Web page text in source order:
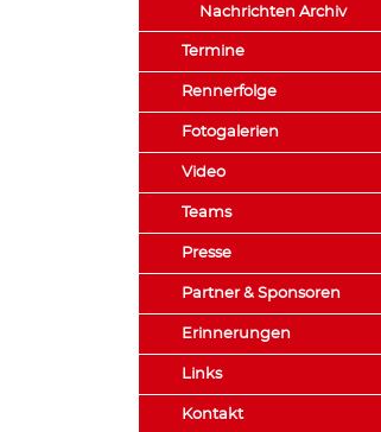
Nachrichten Archiv
Termine
Rennerfolge
Fotogalerien
Video
Teams
Presse
Partner & Sponsoren
Erinnerungen
Links
Kontakt